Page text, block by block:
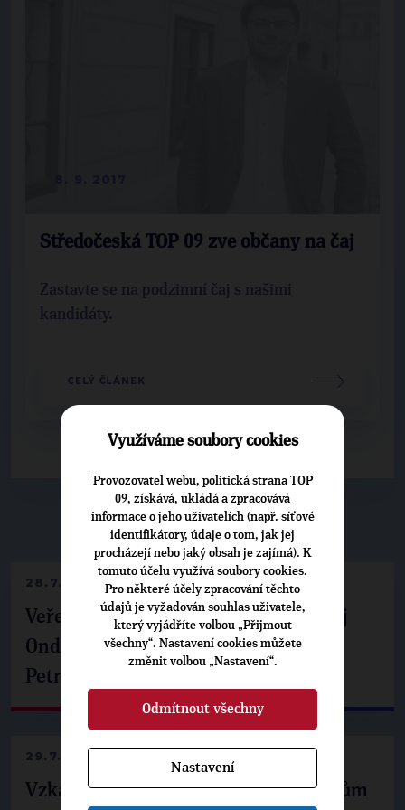
NEPŘEHLÉDNĚTE ◀
28.7.2026
Veřejné finance, euro i školství. Matěj
Ondřej Havel jednal s prezidentem
Petrem Pavlem
29.7.2026
Vzkaz Matěje Ondřeje Havla příznivcům
Středočeská TOP 09 zve občany na čaj
Zastavte se na podzimní čaj s našimi
kandidáty.
CELÝ ČLÁNEK
Využíváme soubory cookies
Provozovatel webu, politická strana TOP
09, získává, ukládá a zpracovává
informace o jeho uživatelích (např. síťové
identifikátory, údaje o tom, jak jej
procházejí nebo jaký obsah je zajímá). K
tomuto účelu využívá soubory cookies.
Pro některé účely zpracování těchto
údajů je vyžadován souhlas uživatele,
který vyjádříte volbou „Přijmout
všechny“. Nastavení cookies můžete
změnit volbou „Nastavení“.
Odmítnout všechny
Nastavení